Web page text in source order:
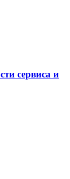
сервиса и